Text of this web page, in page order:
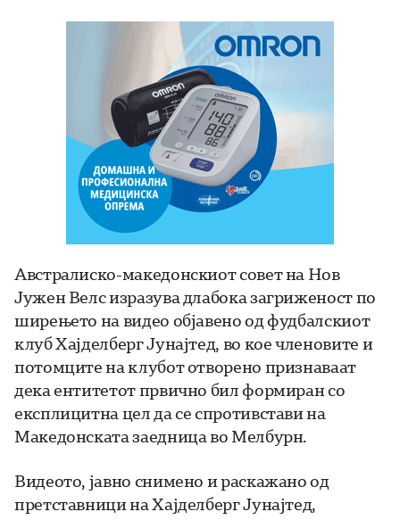
Австралиско-македонскиот совет на Нов
Јужен Велс изразува длабока загриженост по
ширењето на видео објавено од фудбалскиот
клуб Хајделберг Јунајтед, во кое членовите и
потомците на клубот отворено признаваат
дека ентитетот првично бил формиран со
експлицитна цел да се спротивстави на
Македонската заедница во Мелбурн.
Видеото, јавно снимено и раскажано од
претставници на Хајделберг Јунајтед,